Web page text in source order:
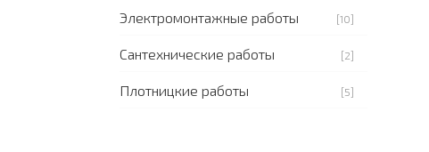
Электромонтажные работы [10]
Сантехнические работы [2]
Плотницкие работы [5]